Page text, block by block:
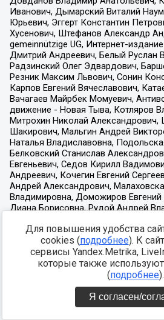
Для повышения удобства
cookies (подробнее). К
сервисы Yandex.Metrika,
которые также
(подробнее).
Я согласен/